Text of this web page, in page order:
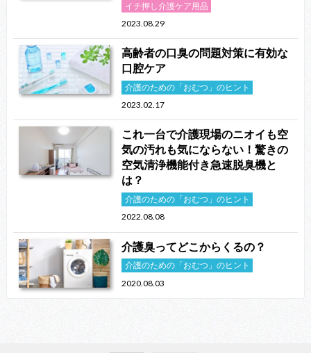
イチ押し介護ケア用品
2023.08.29
高齢者の口臭の問題対策に有効な
口腔ケア
介護のための「おむつ」のヒント
2023.02.17
これ一台で介護現場のニオイも空
気の汚れも気にならない！驚きの
空気清浄機能付き急速脱臭機と
は？
介護のための「おむつ」のヒント
2022.08.08
介護臭ってどこからくるの？
介護のための「おむつ」のヒント
2020.08.03